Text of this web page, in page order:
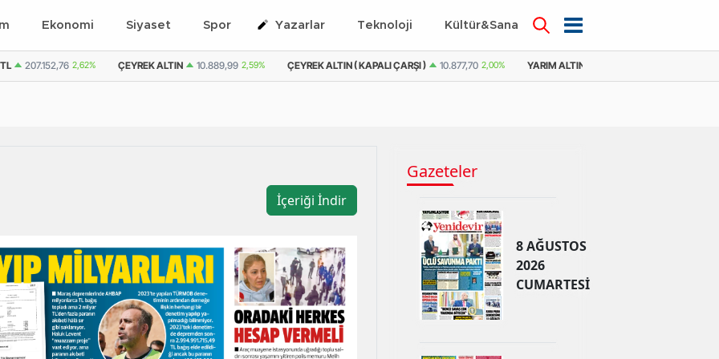
Ekonomi Siyaset Spor Yazarlar Teknoloji Kültür&Sanat
207.152,76 2,62% ÇEYREK ALTIN 10.889,99 2,59% ÇEYREK ALTIN ( KAPALI ÇARŞI ) 10.877,70 2,00% YARIM ALTIN
İçeriği İndir
Gazeteler
8 AĞUSTOS
2026
CUMARTESİ